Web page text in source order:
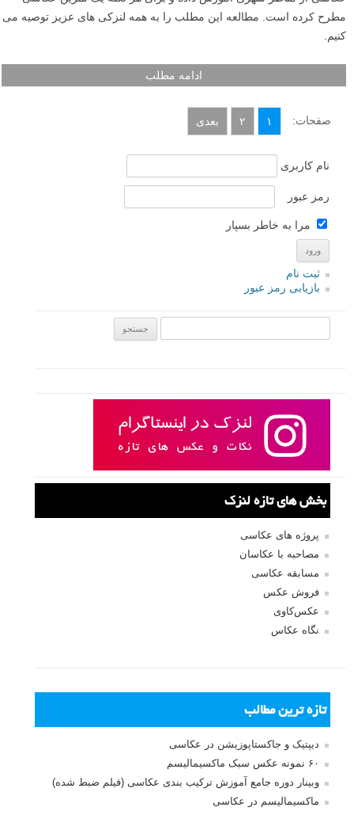
شما احتمالا عکس های بوکه خارج از فوکوس از مناظر شهری با نورهای
دوست داشتنی، مانند عکس فوق را دیده اید، در این مقاله این عکاسی را به
شما آموزش خواهیم داد و می توانید آن را حتی با لنز کیت خود انجام دهید.
نوشته شده در ۲۰ اردیبهشت ۱۳۹۶
«من مناظر شهری را به عنوان یک ژانر فرعی از عکاسی خیابانی در نظر می
گیرم. اما این کار به مهارت نیاز دارد – آنچه که یک منظره شهری عالی را از
یک عکس فوری از یک ساختمان متمایز می کند چیست؟ در این راهنما، من
سعی خواهم کرد تا نکاتی را ارائه دهم و در مورد نحوه عکاسی احساسی تر،
به یاد ماندنی تر، و قدرتمندتر از مناظر شهری ساختارشکنی کنم». در ادامه
این مطلب لنزک اریک کیم عکاس خیابانی نکات جالب و متفاوتی را برای
عکاسی از مناظر شهری آموزش داده و برای هر نکته یک تمرین عکاسی
مطرح کرده است. مطالعه این مطلب را به همه لنزکی های عزیز توصیه می
نام کاربری
رمز عبور
مرا به خاطر بسپار